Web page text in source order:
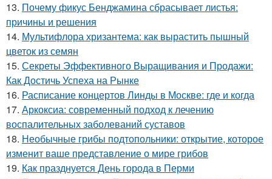
13. Почему фикус Бенджамина сбрасывает листья:
причины и решения
14. Мультифлора хризантема: как вырастить пышный
цветок из семян
15. Секреты Эффективного Выращивания и Продажи:
Как Достичь Успеха на Рынке
16. Расписание концертов Линды в Москве: где и когда
17. Аркоксиа: современный подход к лечению
воспалительных заболеваний суставов
18. Необычные грибы подтопольники: открытие, которое
изменит ваше представление о мире грибов
19. Как празднуется День города в Перми